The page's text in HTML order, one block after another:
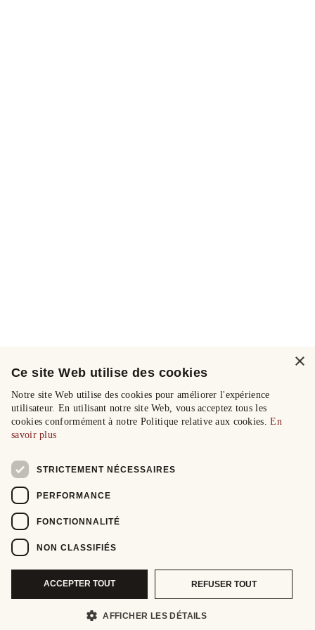
×
Ce site Web utilise des cookies
Notre site Web utilise des cookies pour améliorer l'expérience
utilisateur. En utilisant notre site Web, vous acceptez tous les
cookies conformément à notre Politique relative aux cookies.En
savoir plus
STRICTEMENT NÉCESSAIRES
PERFORMANCE
FONCTIONNALITÉ
NON CLASSIFIÉS
ACCEPTER TOUT REFUSER TOUT
AFFICHER LES DÉTAILS